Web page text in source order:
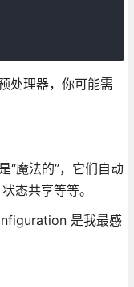
处理器，你可能需
魔法的”，它们自动
态共享等等。
是我最感